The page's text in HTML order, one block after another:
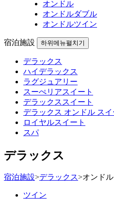
オンドル
オンドルダブル
オンドルツイン
宿泊施設 하위메뉴펼치기
デラックス
ハイデラックス
ラグジュアリー
スーぺリアスイート
デラックススイート
デラックス オンドル スイ
ロイヤルスイート
スパ
デラックス
宿泊施設>デラックス>オンドル
ツイン